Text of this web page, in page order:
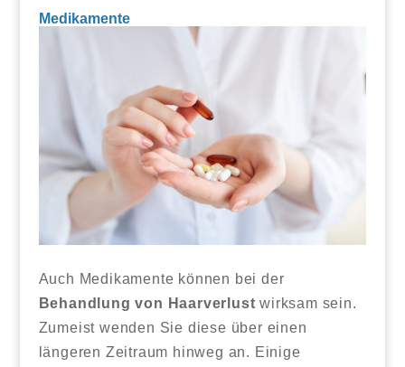
Medikamente
Auch Medikamente können bei der
Behandlung von Haarverlust wirksam sein.
Zumeist wenden Sie diese über einen
längeren Zeitraum hinweg an. Einige